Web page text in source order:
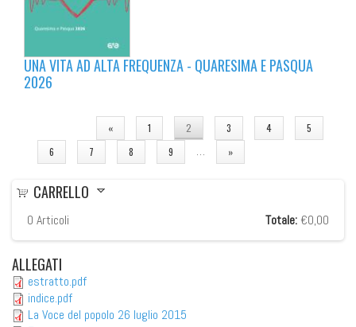
UNA VITA AD ALTA FREQUENZA - QUARESIMA E PASQUA
2026
« 1 2 3 4
5
6
7 8 9 … »
CARRELLO
0 Articoli Totale: €0,00
ALLEGATI
estratto.pdf
indice.pdf
La Voce del popolo 26 luglio 2015